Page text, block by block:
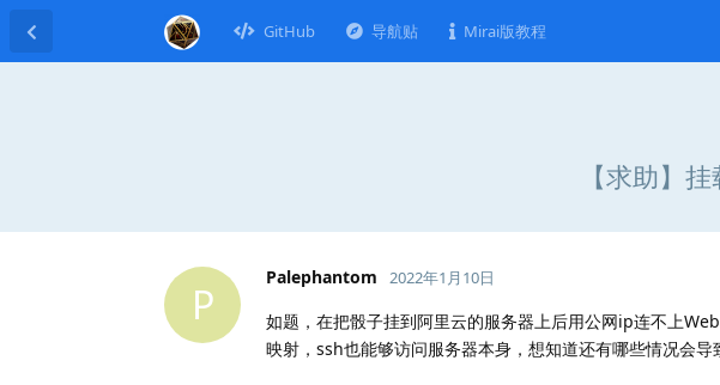
GitHub 导航贴 Mirai版教程
【求助】
P
Palephantom 2022年1月10日
如题，在把骰子挂到阿里云的服务器上后用公网ip连不上
映射，ssh也能够访问服务器本身，想知道还有哪些情况会导